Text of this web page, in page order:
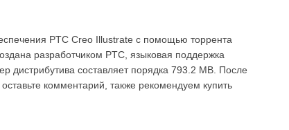
PTC Creo Illustrate с помощью торрента
разработчиком PTC, языковая поддержка
дистрибутива составляет порядка 793.2 MB. После
комментарий, также рекомендуем купить